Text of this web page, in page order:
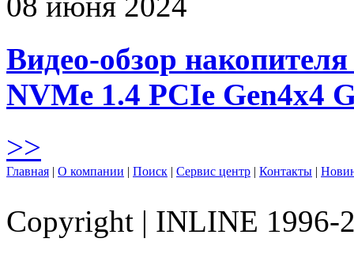
Видео-обзор
NVMe 1.4 PCIe Gen4х4
>>
Главная | О компании | Поиск | Сервис центр | Контакты |
Copyright | INLINE 1996-